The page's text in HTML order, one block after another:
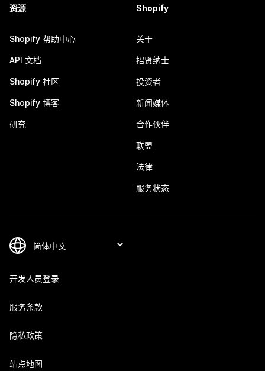
资源
Shopify 帮助中心
API 文档
Shopify 社区
Shopify 博客
研究
Shopify
关于
招贤纳士
投资者
新闻媒体
合作伙伴
联盟
法律
服务状态
开发人员登录
服务条款
隐私政策
站点地图